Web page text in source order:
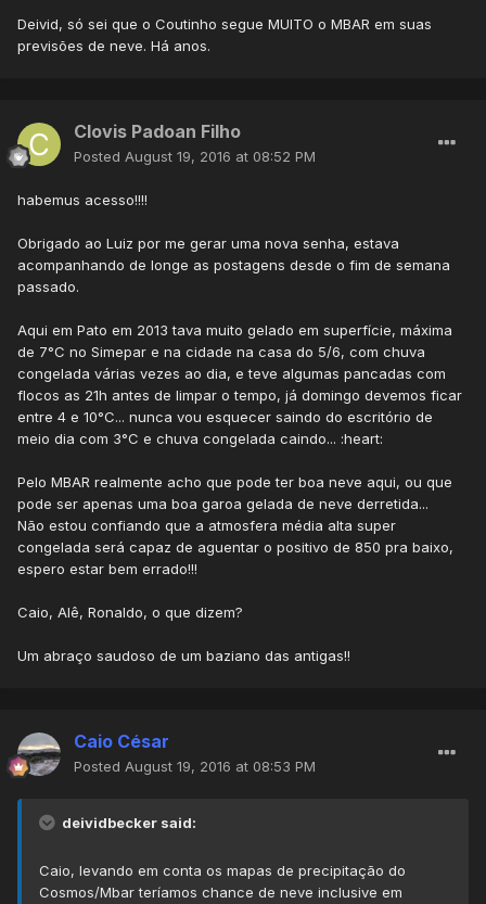
Deivid, só sei que o Coutinho segue MUITO o MBAR em suas
previsões de neve. Há anos.
Clovis Padoan Filho
Posted August 19, 2016 at 08:52 PM
habemus acesso!!!!
Obrigado ao Luiz por me gerar uma nova senha, estava
acompanhando de longe as postagens desde o fim de semana
passado.
Aqui em Pato em 2013 tava muito gelado em superfície, máxima
de 7°C no Simepar e na cidade na casa do 5/6, com chuva
congelada várias vezes ao dia, e teve algumas pancadas com
flocos as 21h antes de limpar o tempo, já domingo devemos ficar
entre 4 e 10°C... nunca vou esquecer saindo do escritório de
meio dia com 3°C e chuva congelada caindo... :heart:
Pelo MBAR realmente acho que pode ter boa neve aqui, ou que
pode ser apenas uma boa garoa gelada de neve derretida...
Não estou confiando que a atmosfera média alta super
congelada será capaz de aguentar o positivo de 850 pra baixo,
espero estar bem errado!!!
Caio, Alê, Ronaldo, o que dizem?
Um abraço saudoso de um baziano das antigas!!
Caio César
Posted August 19, 2016 at 08:53 PM
deividbecker said:
Caio, levando em conta os mapas de precipitação do
Cosmos/Mbar teríamos chance de neve inclusive em